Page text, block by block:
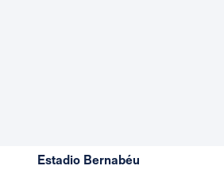
Estadio Bernabéu